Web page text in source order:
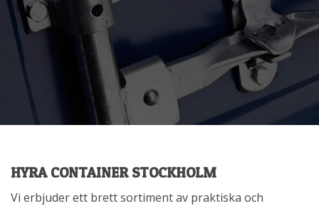
HYRA CONTAINER STOCKHOLM
Vi erbjuder ett brett sortiment av praktiska och